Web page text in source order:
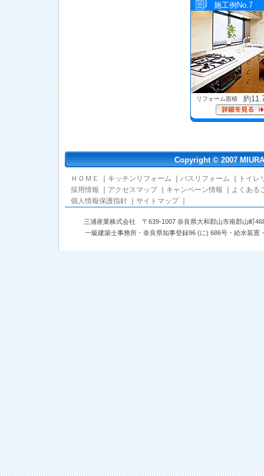
施工例No.7
リフォーム面積 約
Copyright © 2007
ＨＯＭＥ キッチンリフォーム バスリフォーム
トイレ
採用情報
アクセスマップ｜ キャンペーン情報
よくある
個人情報保護指針
サイトマップ｜
三浦産業株式会社 〒639-1007 奈良県大和郡山市南郡山町
一級建築士事務所・奈良県知事登録96 (に) 686号・給水装